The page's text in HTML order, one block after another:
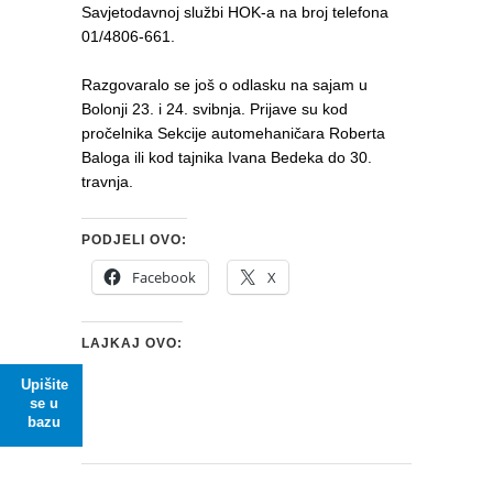
Upišite
se u
bazu
Savjetodavnoj službi HOK-a na broj telefona
01/4806-661.
Razgovaralo se još o odlasku na sajam u
Bolonji 23. i 24. svibnja. Prijave su kod
pročelnika Sekcije automehaničara Roberta
Baloga ili kod tajnika Ivana Bedeka do 30.
travnja.
PODJELI OVO:
Facebook X
LAJKAJ OVO: